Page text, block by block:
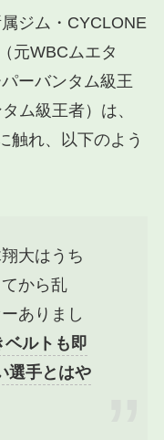
ジム・CYCLONE
（元WBCムエタ
ーバンタム級王
ム級王者）は、
触れ、以下のよう
大はうち
から乱
ありまし
ベルトも即
選手とはや